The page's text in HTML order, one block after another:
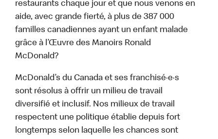
restaurants chaque jour et que nous venons en
aide, avec grande fierté, à plus de 387 000
familles canadiennes ayant un enfant malade
grâce à l’Œuvre des Manoirs Ronald
McDonald?
McDonald’s du Canada et ses franchisé·e·s
sont résolus à offrir un milieu de travail
diversifié et inclusif. Nos milieux de travail
respectent une politique établie depuis fort
longtemps selon laquelle les chances sont